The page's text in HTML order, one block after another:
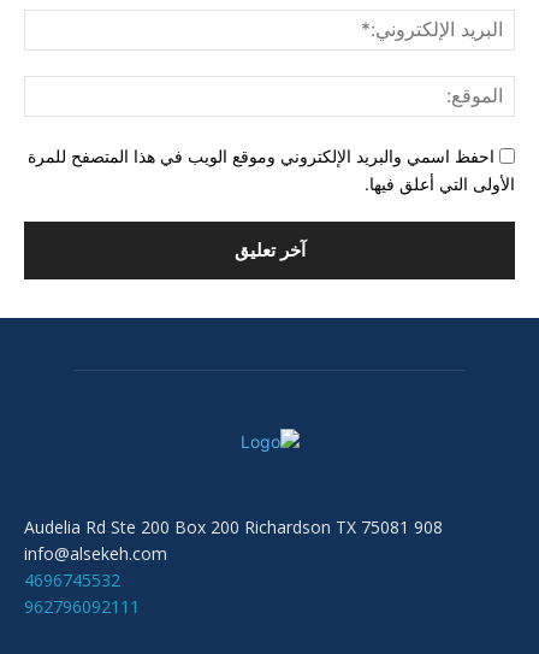
احفظ اسمي والبريد الإلكتروني وموقع الويب في هذا المتصفح للمرة
الأولى التي أعلق فيها.
908 Audelia Rd Ste 200 Box 200 Richardson TX 75081
info@alsekeh.com
4696745532
962796092111